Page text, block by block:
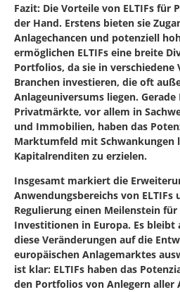
Fazit: Die Vorteile von ELTIFs für
der Hand. Erstens bieten sie
Anlagechancen und potenziell
ermöglichen ELTIFs eine breite
Portfolios, da sie in verschiedene
Branchen investieren, die oft
Anlageuniversums liegen.
Privatmärkte, vor allem in
und Immobilien, haben das
Marktumfeld mit Schwankungen
Kapitalrenditen zu erzielen.
Insgesamt markiert die
Anwendungsbereichs von ELTIFs
Regulierung einen Meilenstein
Investitionen in Europa. Es bleibt
diese Veränderungen auf die
europäischen Anlagemarktes
ist klar: ELTIFs haben das
den Portfolios von Anlegern aller